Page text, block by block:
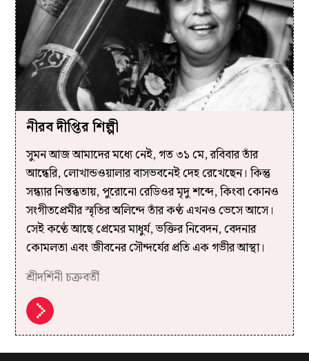
নীরব দীপ্তির শিল্পী
সুমন আজ আমাদের মধ্যে নেই, গত ৩১ মে, রবিবার তাঁর
আন্ধেরি, লোখান্ডওয়ালার বাসভবনেই দেহ রেখেছেন। কিন্তু
সন্ধ্যার নিস্তব্ধতায়, পুরোনো রেডিওর মৃদু শব্দে, কিংবা কোনও
সংগীতপ্রেমীর স্মৃতির অলিন্দে তাঁর কণ্ঠ এখনও ভেসে আসে।
সেই কণ্ঠে আছে প্রেমের মাধুর্য, ভক্তির নিবেদন, বেদনার
কোমলতা এবং জীবনের সৌন্দর্যের প্রতি এক গভীর আস্থা।
শ্রীদর্শিনী চক্রবর্তী